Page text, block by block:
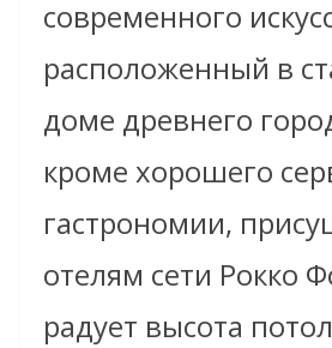
современного
расположенный в
доме древнего
кроме хорошего
гастрономии,
отелям сети Рокко
радует высота